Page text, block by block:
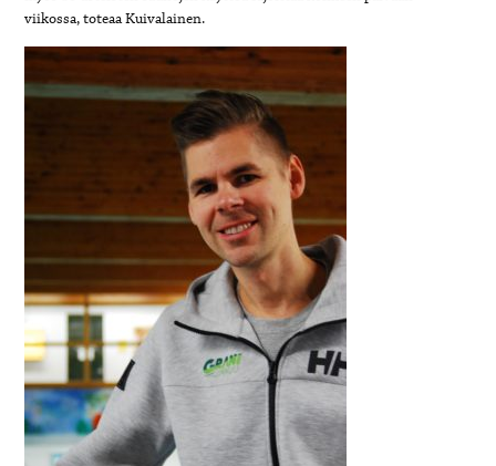
viikossa, toteaa Kuivalainen.